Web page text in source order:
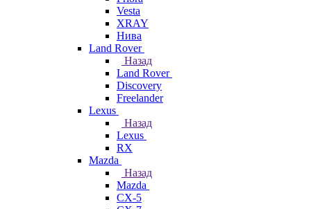
Vesta
XRAY
Нива
Land Rover
Назад
Land Rover
Discovery
Freelander
Lexus
Назад
Lexus
RX
Mazda
Назад
Mazda
CX-5